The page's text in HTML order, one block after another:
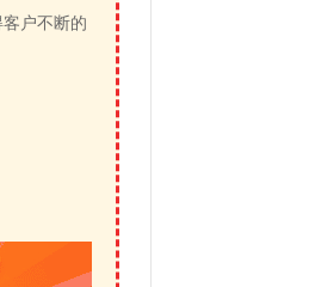
户不断的